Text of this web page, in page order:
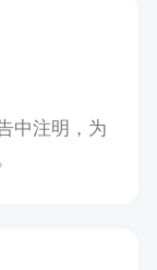
中注明，为